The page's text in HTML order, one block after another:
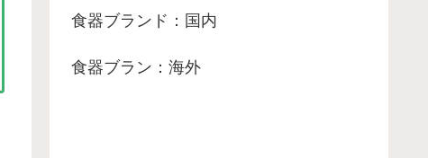
食器ブランド：国内
食器ブラン：海外